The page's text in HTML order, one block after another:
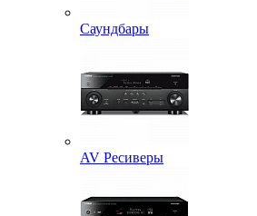
Саундбары
AV Ресиверы